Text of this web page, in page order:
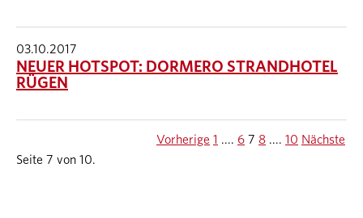
03.10.2017
NEUER HOTSPOT: DORMERO STRANDHOTEL
RÜGEN
Seite 7 von 10.
Vorherige 1 .... 6 7 8 .... 10 Nächste